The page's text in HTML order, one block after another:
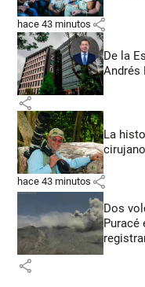
hace 43 minutos share
De la
Andrés
share
La
hace 43 minutos share
Dos
Puracé
share